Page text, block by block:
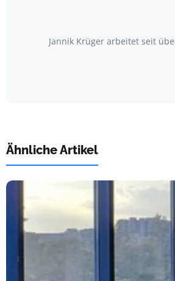
Jannik Krüger arbeitet seit
Ähnliche Artikel